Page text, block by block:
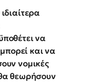
να
και να
νομικές
θεωρήσουν